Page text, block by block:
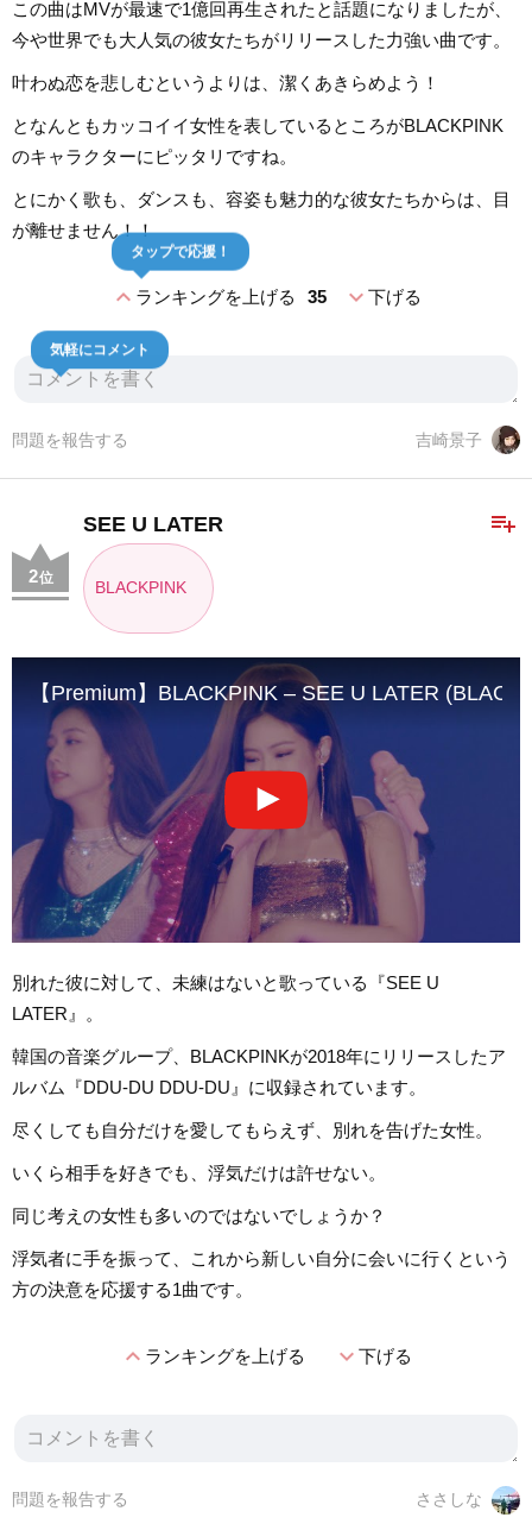
この曲はMVが最速で1億回再生されたと話題になりましたが、
今や世界でも大人気の彼女たちがリリースした力強い曲です。
叶わぬ恋を悲しむというよりは、潔くあきらめよう！
となんともカッコイイ女性を表しているところがBLACKPINK
のキャラクターにピッタリですね。
とにかく歌も、ダンスも、容姿も魅力的な彼女たちからは、目
が離せません！！
expand_lessランキングを上げる 35
タップで応援！
expand_more下げる
気軽にコメント
吉崎景子
問題を報告する
playlist_add
SEE U LATER
BLACKPINK
2位
【Premium】BLACKPINK – SEE U LATER
別れた彼に対して、未練はないと歌っている『SEE U
LATER』。
韓国の音楽グループ、BLACKPINKが2018年にリリースしたア
ルバム『DDU-DU DDU-DU』に収録されています。
尽くしても自分だけを愛してもらえず、別れを告げた女性。
いくら相手を好きでも、浮気だけは許せない。
同じ考えの女性も多いのではないでしょうか？
浮気者に手を振って、これから新しい自分に会いに行くという
方の決意を応援する1曲です。
expand_lessランキングを上げる expand_more下げる
ささしな
問題を報告する